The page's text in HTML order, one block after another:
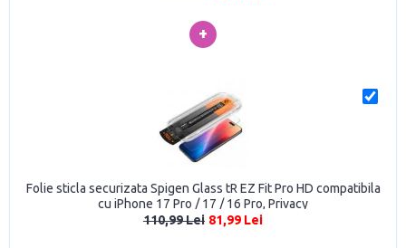
+
Folie sticla securizata Spigen Glass tR EZ Fit Pro HD compatibila
cu iPhone 17 Pro / 17 / 16 Pro, Privacy
110,99 Lei 81,99 Lei